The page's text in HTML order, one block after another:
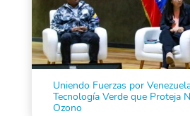
Uniendo Fuerzas por
Tecnología Verde que Proteja
Ozono